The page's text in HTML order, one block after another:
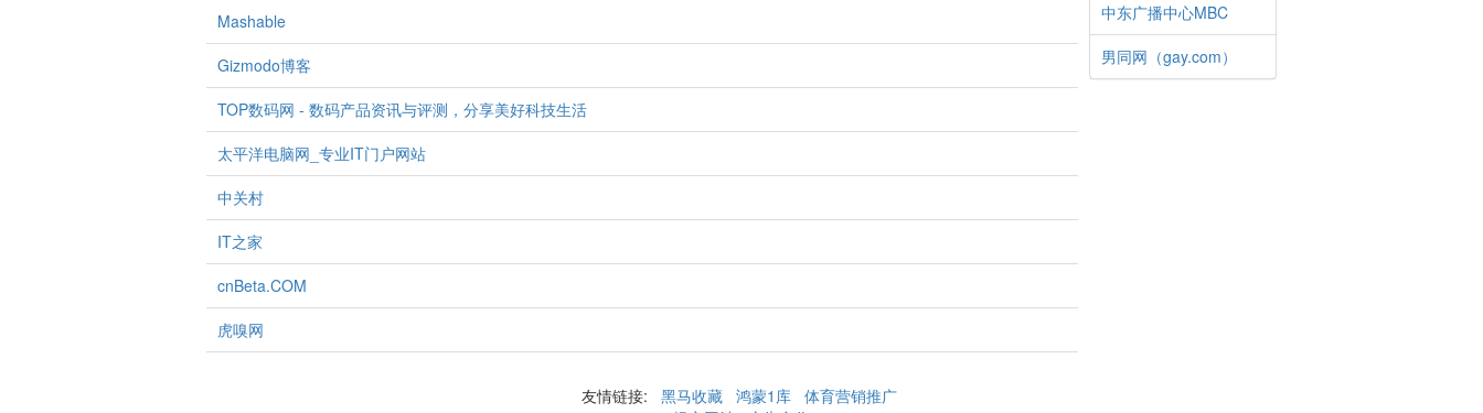
Mashable
Gizmodo博客
TOP数码网 - 数码产品资讯与评测，分享美好科技生活
太平洋电脑网_专业IT门户网站
中关村
IT之家
cnBeta.COM
虎嗅网
中东广播中心MBC
男同网（gay.com）
友情链接: 黑马收藏 鸿蒙1库 体育营销推广